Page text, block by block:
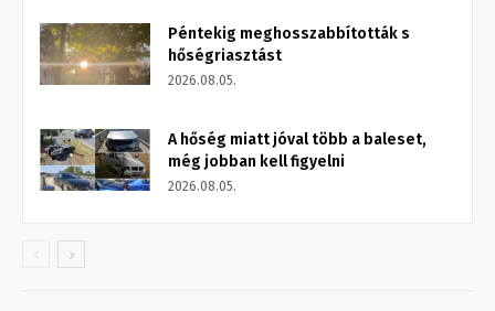
Péntekig meghosszabbították s
hőségriasztást
2026.08.05.
A hőség miatt jóval több a baleset,
még jobban kell figyelni
2026.08.05.